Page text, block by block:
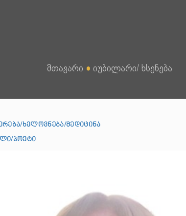
მთავარი ● იუბილარი/ ხსენება
ხელოვნება/მედიცინა
პოეტი